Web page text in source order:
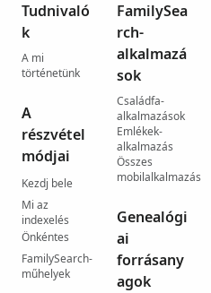
Tudnivaló
k
A mi
történetünk
A
részvétel
módjai
Kezdj bele
Mi az
indexelés
Önkéntes
FamilySearch-
műhelyek
FamilySea
rch-
alkalmazá
sok
Családfa-
alkalmazások
Emlékek-
alkalmazás
Összes
mobilalkalmazás
Genealógi
ai
forrásany
agok